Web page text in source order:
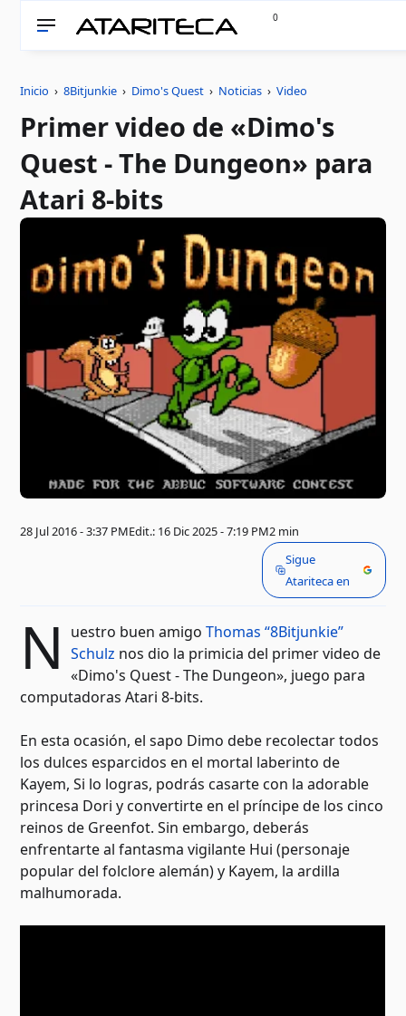
0
Inicio ›8Bitjunkie › Dimo's Quest › Noticias ›Video
Primer video de «Dimo's
Quest - The Dungeon» para
Atari 8-bits
28 Jul 2016 - 3:37 PMEdit.: 16 Dic 2025 - 7:19 PM2 min
Sigue
Atariteca en
N uestro buen amigo Thomas “8Bitjunkie”
Schulz nos dio la primicia del primer video de
«Dimo's Quest - The Dungeon», juego para
computadoras Atari 8-bits.
En esta ocasión, el sapo Dimo debe recolectar todos
los dulces esparcidos en el mortal laberinto de
Kayem, Si lo logras, podrás casarte con la adorable
princesa Dori y convertirte en el príncipe de los cinco
reinos de Greenfot. Sin embargo, deberás
enfrentarte al fantasma vigilante Hui (personaje
popular del folclore alemán) y Kayem, la ardilla
malhumorada.